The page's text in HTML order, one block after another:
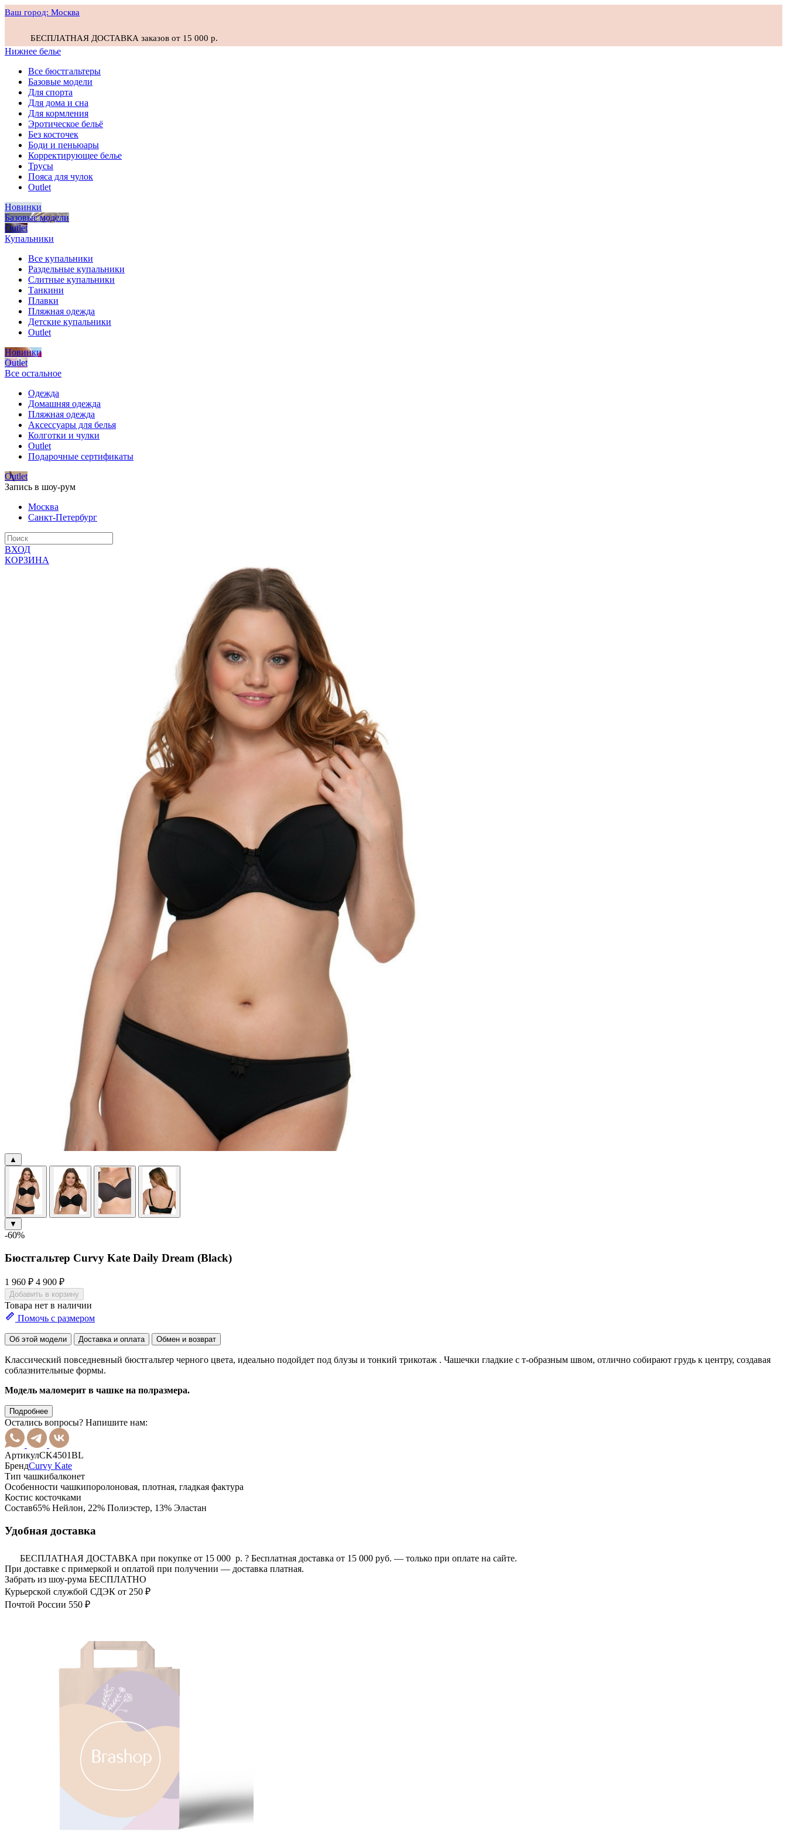
Ваш город: Москва
БЕСПЛАТНАЯ ДОСТАВКА заказов от 15 000 р.
Нижнее белье
Все бюстгальтеры
Базовые модели
Для спорта
Для дома и сна
Для кормления
Эротическое бельё
Без косточек
Боди и пеньюары
Корректирующее белье
Трусы
Пояса для чулок
Outlet
Новинки
Базовые модели
Outlet
Купальники
Все купальники
Раздельные купальники
Слитные купальники
Танкини
Плавки
Пляжная одежда
Детские купальники
Outlet
Новинки
Outlet
Все остальное
Одежда
Домашняя одежда
Пляжная одежда
Аксессуары для белья
Колготки и чулки
Outlet
Подарочные сертификаты
Outlet
Запись в шоу-рум
Москва
Санкт-Петербург
ВХОД
КОРЗИНА
▲
▼
-60%
Бюстгальтер Curvy Kate Daily Dream (Black)
1 960 ₽ 4 900 ₽
Добавить в корзину
Товара нет в наличии
Помочь с размером
Об этой модели Доставка и оплата Обмен и возврат
Классический повседневный бюстгальтер черного цвета, идеально подойдет под блузы и тонкий трикотаж . Чашечки гладкие с т-образным швом, отлично собирают грудь к центру, создавая
соблазнительные формы.
Модель маломерит в чашке на полразмера.
Подробнее
Остались вопросы? Напишите нам:
АртикулCK4501BL
БрендCurvy Kate
Тип чашкибалконет
Особенности чашкипоролоновая, плотная, гладкая фактура
Костис косточками
Состав65% Нейлон, 22% Полиэстер, 13% Эластан
Удобная доставка
БЕСПЛАТНАЯ ДОСТАВКА при покупке от 15 000 р. ? Бесплатная доставка от 15 000 руб. — только при оплате на сайте.
При доставке с примеркой и оплатой при получении — доставка платная.
Забрать из шоу-рума БЕСПЛАТНО
Курьерской службой СДЭК от 250 ₽
Почтой России 550 ₽